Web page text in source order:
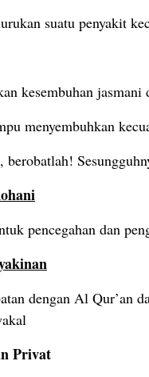
suatu penyakit
kesembuhan
menyembuhkan
berobatlah!
pencegahan dan
dengan Al Qur’an
Privat